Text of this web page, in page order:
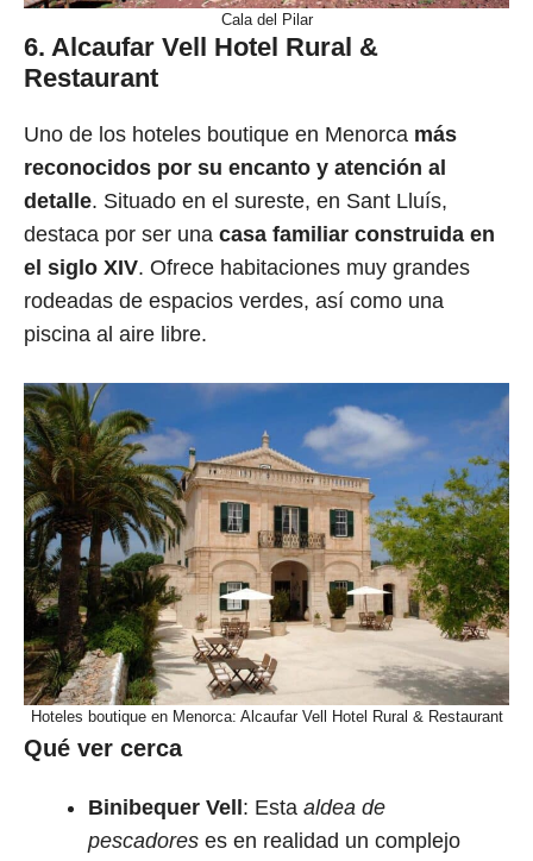
Cala del Pilar
6. Alcaufar Vell Hotel Rural &
Restaurant
Uno de los hoteles boutique en Menorca más
reconocidos por su encanto y atención al
detalle. Situado en el sureste, en Sant Lluís,
destaca por ser una casa familiar construida en
el siglo XIV. Ofrece habitaciones muy grandes
rodeadas de espacios verdes, así como una
piscina al aire libre.
Hoteles boutique en Menorca: Alcaufar Vell Hotel Rural & Restaurant
Qué ver cerca
Binibequer Vell : Esta aldea de
pescadores es en realidad un complejo